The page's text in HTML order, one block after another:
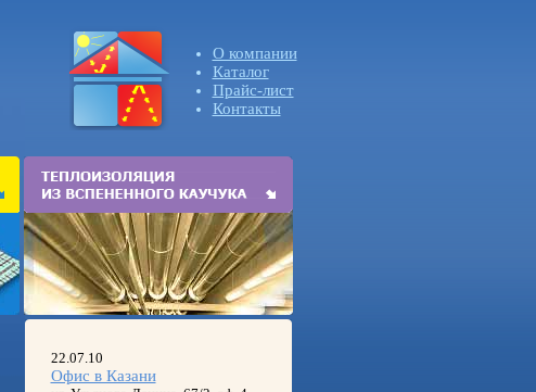
О компании
Каталог
Прайс-лист
Контакты
22.07.10
Офис в Казани